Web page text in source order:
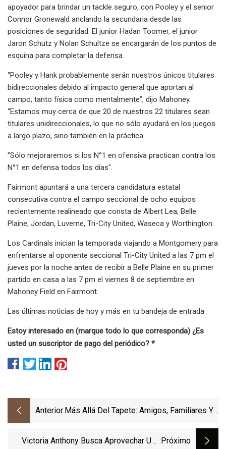
apoyador para brindar un tackle seguro, con Pooley y el senior
Connor Gronewald anclando la secundaria desde las
posiciones de seguridad. El junior Hadan Toomer, el junior
Jaron Schutz y Nolan Schultze se encargarán de los puntos de
esquina para completar la defensa.
“Pooley y Hank probablemente serán nuestros únicos titulares
bidireccionales debido al impacto general que aportan al
campo, tanto física como mentalmente”, dijo Mahoney.
“Estamos muy cerca de que 20 de nuestros 22 titulares sean
titulares unidireccionales, lo que no sólo ayudará en los juegos
a largo plazo, sino también en la práctica.
"Sólo mejoraremos si los N°1 en ofensiva practican contra los
N°1 en defensa todos los días".
Fairmont apuntará a una tercera candidatura estatal
consecutiva contra el campo seccional de ocho equipos
recientemente realineado que consta de Albert Lea, Belle
Plaine, Jordan, Luverne, Tri-City United, Waseca y Worthington.
Los Cardinals inician la temporada viajando a Montgomery para
enfrentarse al oponente seccional Tri-City United a las 7 pm el
jueves por la noche antes de recibir a Belle Plaine en su primer
partido en casa a las 7 pm el viernes 8 de septiembre en
Mahoney Field en Fairmont.
Las últimas noticias de hoy y más en tu bandeja de entrada
Estoy interesado en (marque todo lo que corresponda) ¿Es
usted un suscriptor de pago del periódico? *
Anterior: Más Allá Del Tapete: Amigos, Familiares Y
Piazza
Victoria Anthony Busca Aprovechar Una :próximo